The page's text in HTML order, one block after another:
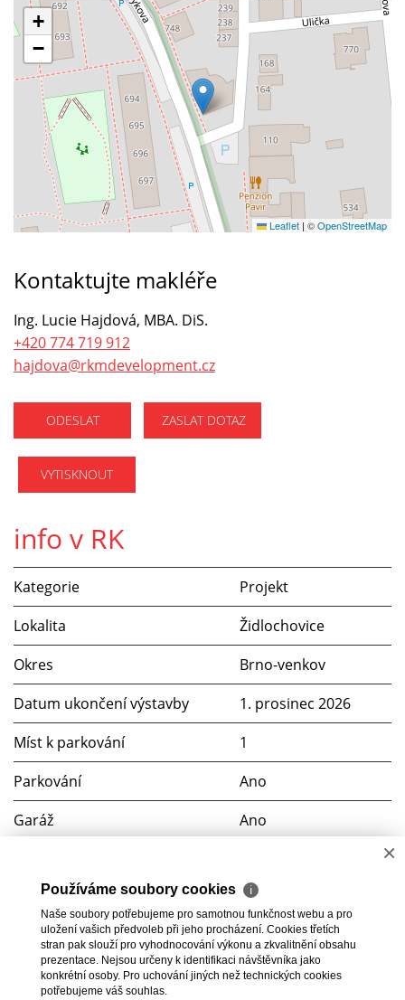
+
−
Leaflet | ©OpenStreetMap
Kontaktujte makléře
Ing. Lucie Hajdová, MBA. DiS.
+420 774 719 912
hajdova@rkmdevelopment.cz
ODESLAT ZASLAT DOTAZ
VYTISKNOUT
info v RK
Kategorie
Projekt
Lokalita
Židlochovice
Okres
Brno-venkov
Datum ukončení výstavby
1. prosinec 2026
Míst k parkování
1
Parkování
Ano
Garáž
Ano
Počet bytů
5
Počet objektů
1
×
Používáme soubory cookies ℹ
Naše soubory potřebujeme pro samotnou funkčnost webu a pro
uložení vašich předvoleb při jeho procházení. Cookies třetích
stran pak slouží pro vyhodnocování výkonu a zkvalitnění obsahu
prezentace. Nejsou určeny k identifikaci návštěvníka jako
konkrétní osoby. Pro uchování jiných než technických cookies
potřebujeme váš souhlas.